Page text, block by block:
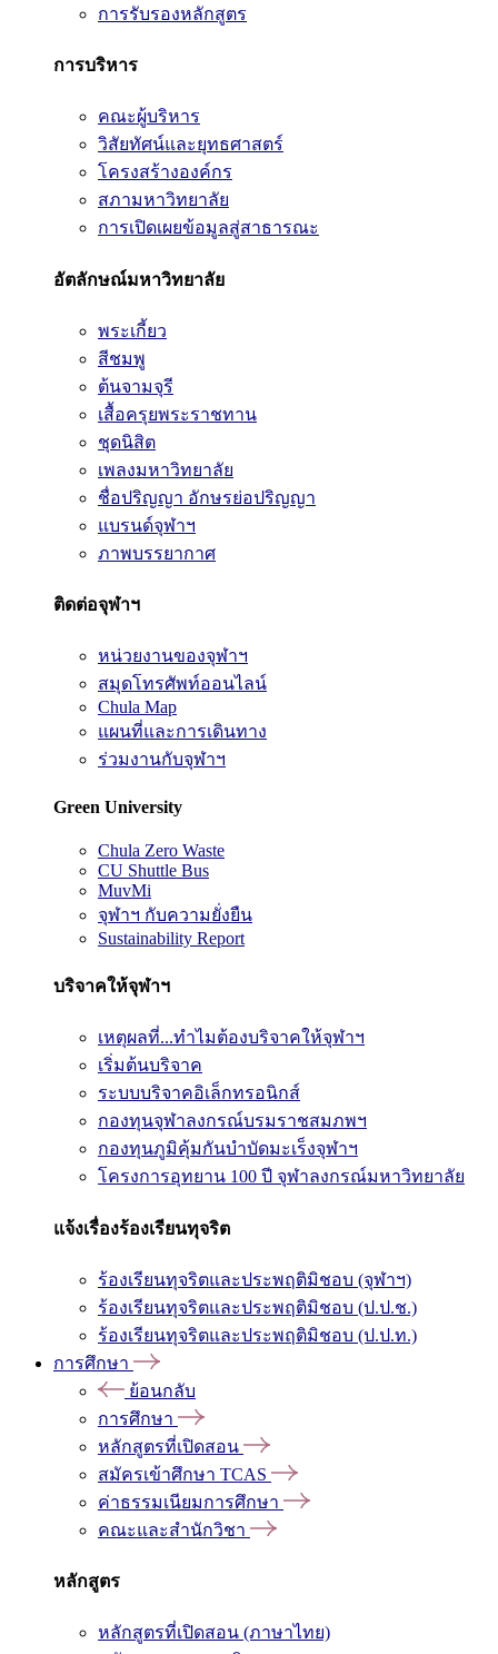
การรับรองหลักสูตร
การบริหาร
คณะผู้บริหาร
วิสัยทัศน์และยุทธศาสตร์
โครงสร้างองค์กร
สภามหาวิทยาลัย
การเปิดเผยข้อมูลสู่สาธารณะ
อัตลักษณ์มหาวิทยาลัย
พระเกี้ยว
สีชมพู
ต้นจามจุรี
เสื้อครุยพระราชทาน
ชุดนิสิต
เพลงมหาวิทยาลัย
ชื่อปริญญา อักษรย่อปริญญา
แบรนด์จุฬาฯ
ภาพบรรยากาศ
ติดต่อจุฬาฯ
หน่วยงานของจุฬาฯ
สมุดโทรศัพท์ออนไลน์
Chula Map
แผนที่และการเดินทาง
ร่วมงานกับจุฬาฯ
Green University
Chula Zero Waste
CU Shuttle Bus
MuvMi
จุฬาฯ กับความยั่งยืน
Sustainability Report
บริจาคให้จุฬาฯ
เหตุผลที่...ทำไมต้องบริจาคให้จุฬาฯ
เริ่มต้นบริจาค
ระบบบริจาคอิเล็กทรอนิกส์
กองทุนจุฬาลงกรณ์บรมราชสมภพฯ
กองทุนภูมิคุ้มกันบำบัดมะเร็งจุฬาฯ
โครงการอุทยาน 100 ปี จุฬาลงกรณ์มหาวิทยาลัย
แจ้งเรื่องร้องเรียนทุจริต
ร้องเรียนทุจริตและประพฤติมิชอบ (จุฬาฯ)
ร้องเรียนทุจริตและประพฤติมิชอบ (ป.ป.ช.)
ร้องเรียนทุจริตและประพฤติมิชอบ (ป.ป.ท.)
การศึกษา
ย้อนกลับ
การศึกษา
หลักสูตรที่เปิดสอน
สมัครเข้าศึกษา TCAS
ค่าธรรมเนียมการศึกษา
คณะและสำนักวิชา
หลักสูตร
หลักสูตรที่เปิดสอน (ภาษาไทย)